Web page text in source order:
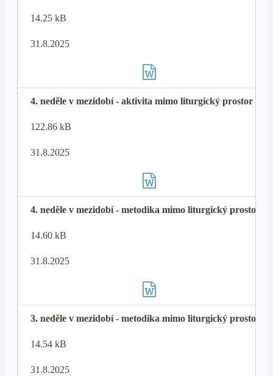
14.25 kB
31.8.2025
4. neděle v mezidobí - aktivita mimo liturgický prostor
122.86 kB
31.8.2025
4. neděle v mezidobí - metodika mimo liturgický prostor
14.60 kB
31.8.2025
3. neděle v mezidobí - metodika mimo liturgický prostor
14.54 kB
31.8.2025